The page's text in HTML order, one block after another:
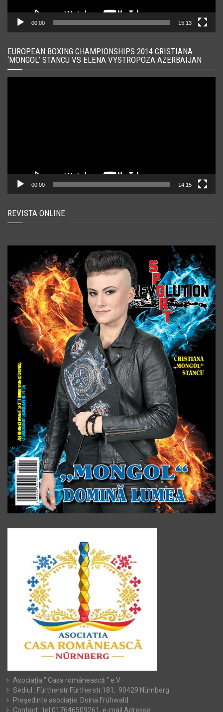
00:00 15:13
EUROPEAN BOXING CHAMPIONSHIPS 2014 CRISTIANA
‘MONGOL’ STANCU VS ELENA VYSTROPOZA AZERBAIJAN
00:00 14:15
REVISTA ONLINE
Asociația ” Casa românească ” e.V
Sediul : Fürtherstr Fürtherstr.181, 90429 Nürnberg
Președinte asociație: Doina Frühwald
Contact : tel.017646509261, e-mail Adresse: